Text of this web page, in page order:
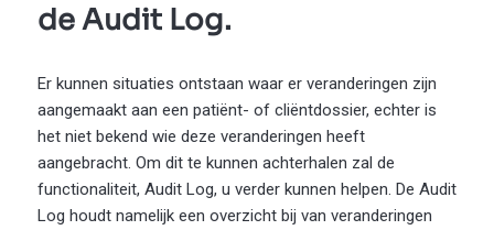
de Audit Log.
Er kunnen situaties ontstaan waar er veranderingen zijn
aangemaakt aan een patiënt- of cliëntdossier, echter is
het niet bekend wie deze veranderingen heeft
aangebracht. Om dit te kunnen achterhalen zal de
functionaliteit, Audit Log, u verder kunnen helpen. De Audit
Log houdt namelijk een overzicht bij van veranderingen